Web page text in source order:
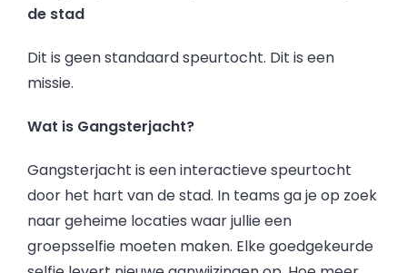
de stad
Dit is geen standaard speurtocht. Dit is een
missie.
Wat is Gangsterjacht?
Gangsterjacht is een interactieve speurtocht
door het hart van de stad. In teams ga je op zoek
naar geheime locaties waar jullie een
groepsselfie moeten maken. Elke goedgekeurde